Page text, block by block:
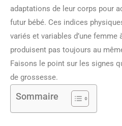
adaptations de leur corps pour
futur bébé. Ces indices
variés et variables d’une femme
produisent pas toujours au
Faisons le point sur les signes
de grossesse.
Sommaire